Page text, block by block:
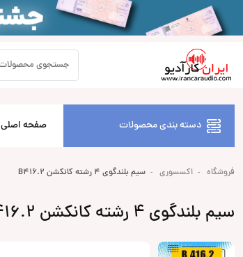
دسته بندی محصولات صفحه اصلی
فروشگاه اکسسوری سیم بلندگوی 4 رشته کانکشن B416.2
سیم بلندگوی 4 رشته کانکشن B416.2